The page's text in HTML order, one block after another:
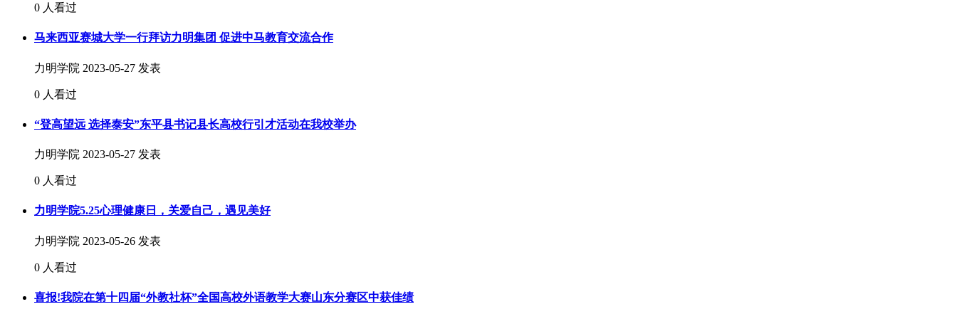
0 人看过
马来西亚赛城大学一行拜访力明集团 促进中马教育交流合作
力明学院 2023-05-27 发表
0 人看过
“登高望远 选择泰安”东平县书记县长高校行引才活动在我校举办
力明学院 2023-05-27 发表
0 人看过
力明学院5.25心理健康日，关爱自己，遇见美好
力明学院 2023-05-26 发表
0 人看过
喜报!我院在第十四届“外教社杯”全国高校外语教学大赛山东分赛区中获佳绩